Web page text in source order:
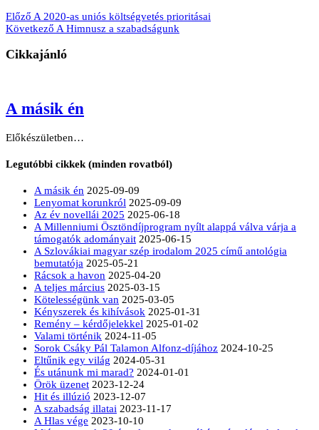
Előző A 2020-as uniós költségvetés prioritásai
Következő A Himnusz a szabadságunk
Cikkajánló
A másik én
Előkészületben…
Legutóbbi cikkek (minden rovatból)
A másik én 2025-09-09
Lenyomat korunkról 2025-09-09
Az év novellái 2025 2025-06-18
A Millenniumi Ösztöndíjprogram nyílt alappá válva várja a
támogatók adományait 2025-06-15
A Szlovákiai magyar szép irodalom 2025 című antológia
bemutatója 2025-05-21
Rácsok a havon 2025-04-20
A teljes március 2025-03-15
Kötelességünk van 2025-03-05
Kényszerek és kihívások 2025-01-31
Remény – kérdőjelekkel 2025-01-02
Valami történik 2024-11-05
Sorok Csáky Pál Talamon Alfonz-díjához 2024-10-25
Eltűnik egy világ 2024-05-31
És utánunk mi marad? 2024-01-01
Örök üzenet 2023-12-24
Hit és illúzió 2023-12-07
A szabadság illatai 2023-11-17
A Hlas vége 2023-10-10